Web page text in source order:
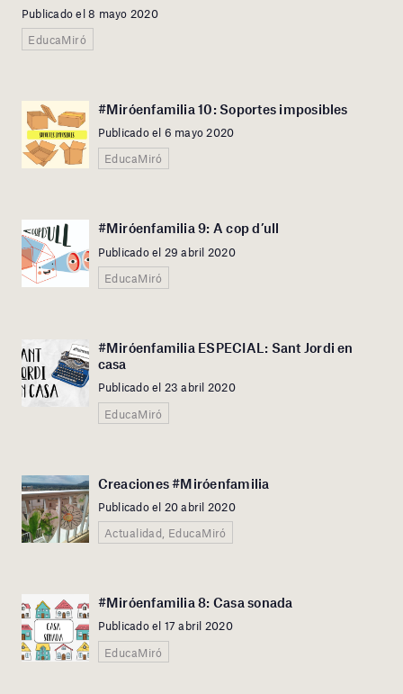
Publicado el 8 mayo 2020
EducaMiró
#Miróenfamilia 10: Soportes imposibles
Publicado el 6 mayo 2020
EducaMiró
#Miróenfamilia 9: A cop d’ull
Publicado el 29 abril 2020
EducaMiró
#Miróenfamilia ESPECIAL: Sant Jordi en
casa
Publicado el 23 abril 2020
EducaMiró
Creaciones #Miróenfamilia
Publicado el 20 abril 2020
Actualidad, EducaMiró
#Miróenfamilia 8: Casa sonada
Publicado el 17 abril 2020
EducaMiró